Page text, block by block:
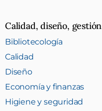
Calidad, diseño, gestión
Bibliotecología
Calidad
Diseño
Economía y finanzas
Higiene y seguridad